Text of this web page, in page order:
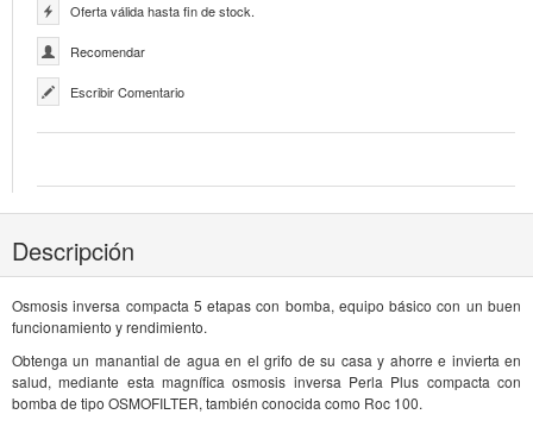
Oferta válida hasta fin de stock.
Recomendar
Escribir Comentario
Descripción
Osmosis inversa compacta 5 etapas con bomba, equipo básico con un buen
funcionamiento y rendimiento.
Obtenga un manantial de agua en el grifo de su casa y ahorre e invierta en
salud, mediante esta magnífica osmosis inversa Perla Plus compacta con
bomba de tipo OSMOFILTER, también conocida como Roc 100.